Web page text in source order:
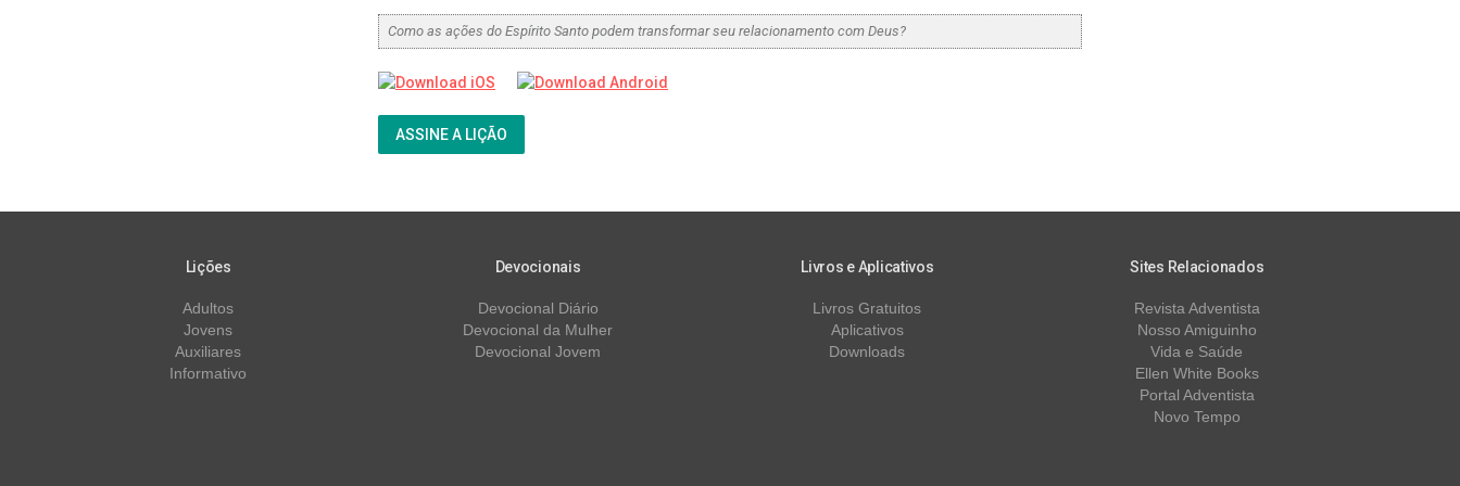
Como as ações do Espírito Santo podem transformar seu relacionamento com Deus?
ASSINE A LIÇÃO
Lições
Adultos
Jovens
Auxiliares
Informativo
Devocionais
Devocional Diário
Devocional da Mulher
Devocional Jovem
Livros e Aplicativos
Livros Gratuitos
Aplicativos
Downloads
Sites Relacionados
Revista Adventista
Nosso Amiguinho
Vida e Saúde
Ellen White Books
Portal Adventista
Novo Tempo